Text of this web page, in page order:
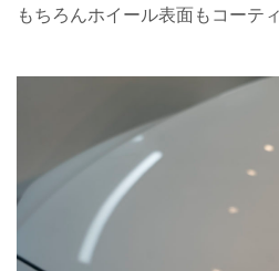
もちろんホイール表面もコーテ